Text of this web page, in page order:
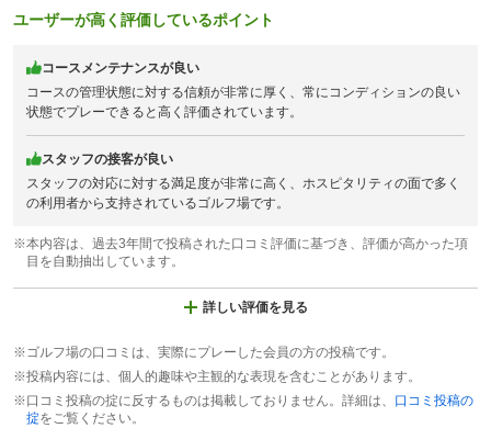
ユーザーが高く評価しているポイント
コースメンテナンスが良い
コースの管理状態に対する信頼が非常に厚く、常にコンディションの良い
状態でプレーできると高く評価されています。
スタッフの接客が良い
スタッフの対応に対する満足度が非常に高く、ホスピタリティの面で多く
の利用者から支持されているゴルフ場です。
※本内容は、過去3年間で投稿された口コミ評価に基づき、評価が高かった項
目を自動抽出しています。
詳しい評価を見る
※ゴルフ場の口コミは、実際にプレーした会員の方の投稿です。
※投稿内容には、個人的趣味や主観的な表現を含むことがあります。
※口コミ投稿の掟に反するものは掲載しておりません。詳細は、 口コミ投稿の
掟をご覧ください。